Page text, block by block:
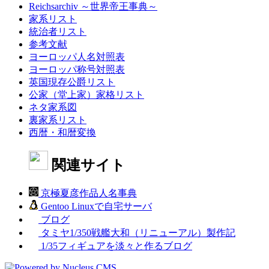
Reichsarchiv ～世界帝王事典～
家系リスト
統治者リスト
参考文献
ヨーロッパ人名対照表
ヨーロッパ称号対照表
英国現存公爵リスト
公家（堂上家）家格リスト
ネタ家系図
裏家系リスト
西暦・和暦変換
関連サイト
京極夏彦作品人名事典
Gentoo Linuxで自宅サーバ
ブログ
タミヤ1/350戦艦大和（リニューアル）製作記
1/35フィギュアを淡々と作るブログ